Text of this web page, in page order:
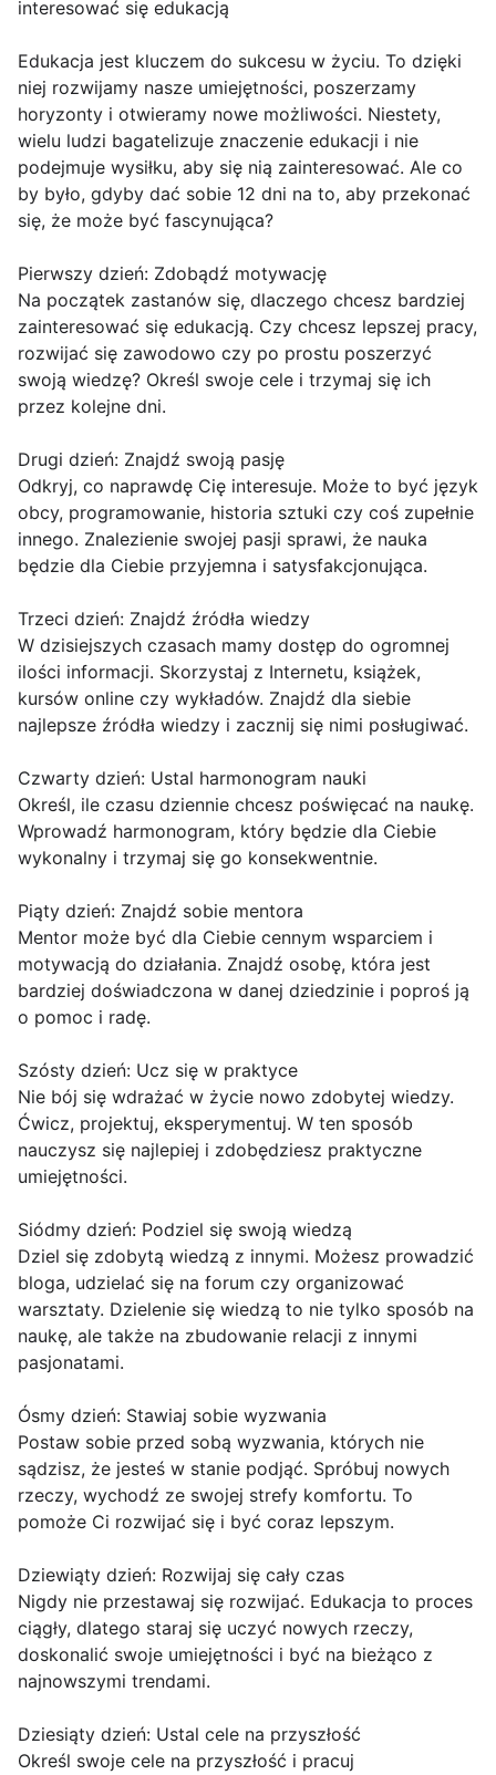
interesować się edukacją
Edukacja jest kluczem do sukcesu w życiu. To dzięki
niej rozwijamy nasze umiejętności, poszerzamy
horyzonty i otwieramy nowe możliwości. Niestety,
wielu ludzi bagatelizuje znaczenie edukacji i nie
podejmuje wysiłku, aby się nią zainteresować. Ale co
by było, gdyby dać sobie 12 dni na to, aby przekonać
się, że może być fascynująca?
Pierwszy dzień: Zdobądź motywację
Na początek zastanów się, dlaczego chcesz bardziej
zainteresować się edukacją. Czy chcesz lepszej pracy,
rozwijać się zawodowo czy po prostu poszerzyć
swoją wiedzę? Określ swoje cele i trzymaj się ich
przez kolejne dni.
Drugi dzień: Znajdź swoją pasję
Odkryj, co naprawdę Cię interesuje. Może to być język
obcy, programowanie, historia sztuki czy coś zupełnie
innego. Znalezienie swojej pasji sprawi, że nauka
będzie dla Ciebie przyjemna i satysfakcjonująca.
Trzeci dzień: Znajdź źródła wiedzy
W dzisiejszych czasach mamy dostęp do ogromnej
ilości informacji. Skorzystaj z Internetu, książek,
kursów online czy wykładów. Znajdź dla siebie
najlepsze źródła wiedzy i zacznij się nimi posługiwać.
Czwarty dzień: Ustal harmonogram nauki
Określ, ile czasu dziennie chcesz poświęcać na naukę.
Wprowadź harmonogram, który będzie dla Ciebie
wykonalny i trzymaj się go konsekwentnie.
Piąty dzień: Znajdź sobie mentora
Mentor może być dla Ciebie cennym wsparciem i
motywacją do działania. Znajdź osobę, która jest
bardziej doświadczona w danej dziedzinie i poproś ją
o pomoc i radę.
Szósty dzień: Ucz się w praktyce
Nie bój się wdrażać w życie nowo zdobytej wiedzy.
Ćwicz, projektuj, eksperymentuj. W ten sposób
nauczysz się najlepiej i zdobędziesz praktyczne
umiejętności.
Siódmy dzień: Podziel się swoją wiedzą
Dziel się zdobytą wiedzą z innymi. Możesz prowadzić
bloga, udzielać się na forum czy organizować
warsztaty. Dzielenie się wiedzą to nie tylko sposób na
naukę, ale także na zbudowanie relacji z innymi
pasjonatami.
Ósmy dzień: Stawiaj sobie wyzwania
Postaw sobie przed sobą wyzwania, których nie
sądzisz, że jesteś w stanie podjąć. Spróbuj nowych
rzeczy, wychodź ze swojej strefy komfortu. To
pomoże Ci rozwijać się i być coraz lepszym.
Dziewiąty dzień: Rozwijaj się cały czas
Nigdy nie przestawaj się rozwijać. Edukacja to proces
ciągły, dlatego staraj się uczyć nowych rzeczy,
doskonalić swoje umiejętności i być na bieżąco z
najnowszymi trendami.
Dziesiąty dzień: Ustal cele na przyszłość
Określ swoje cele na przyszłość i pracuj